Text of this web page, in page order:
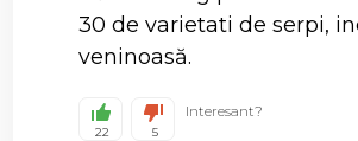
30 de varietati de serpi,
veninoasă.
22 5
Interesant?